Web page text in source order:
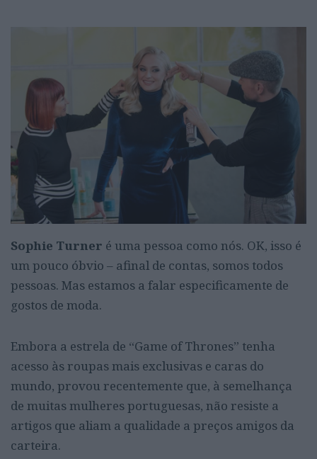
Sophie Turner é uma pessoa como nós. OK, isso é
um pouco óbvio – afinal de contas, somos todos
pessoas. Mas estamos a falar especificamente de
gostos de moda.
Embora a estrela de “Game of Thrones” tenha
acesso às roupas mais exclusivas e caras do
mundo, provou recentemente que, à semelhança
de muitas mulheres portuguesas, não resiste a
artigos que aliam a qualidade a preços amigos da
carteira.